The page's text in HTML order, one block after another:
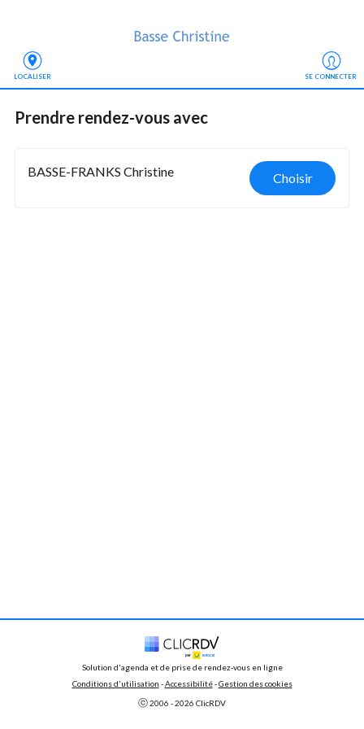
LOCALISER SE CONNECTER
Prendre rendez-vous avec
Choisir
BASSE-FRANKS Christine
Solution d'agenda et de prise de rendez-vous en ligne
Conditions d'utilisation - Accessibilité - Gestion des cookies
ⓒ 2006 - 2026 ClicRDV